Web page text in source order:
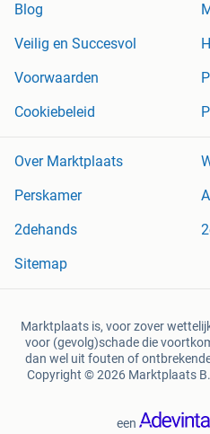
Blog
Veilig en Succesvol
Voorwaarden
Cookiebeleid
Over Marktplaats
Perskamer
2dehands
Sitemap
Marktplaats is, voor zover
voor (gevolg)schade die
dan wel uit fouten of
Copyright © 2026 Marktplaats
een